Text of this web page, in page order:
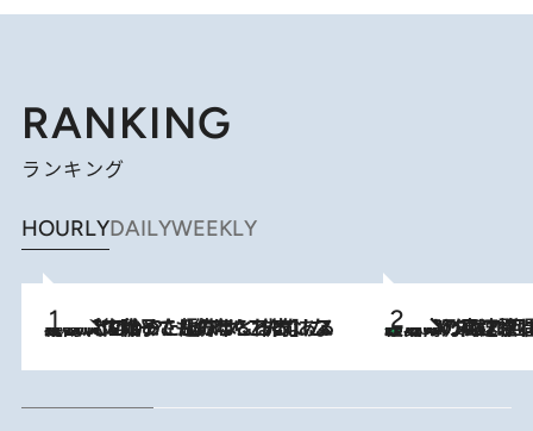
RANKING
ランキング
HOURLYDAILYWEEKLY
2026.8.5
【阿川佐和子さんの年とる力】なぜ70代で始めた趣味は“こんなに楽しい”のか？ ピアノ、俳句…スランプに陥っても続けられる“ある秘訣”とは 2026.8.7
「湘南乃風に憧れて」観客大盛上がりの“タオル回し”に、ラッパー顔負けの高速歌唱まで…さだまさし（74）のアグレッシブすぎる現在地